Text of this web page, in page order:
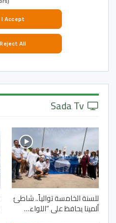
للسنة الخامسة توالياً.. شاطئ
ألمينا يحافظ على “اللواء…